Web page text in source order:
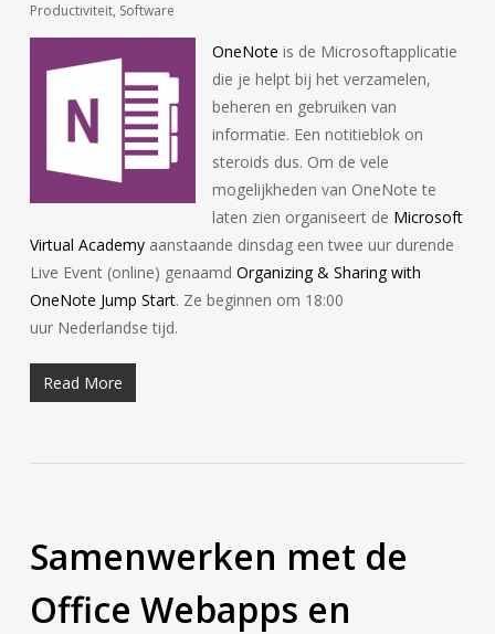
Productiviteit, Software
OneNote is de Microsoftapplicatie
die je helpt bij het verzamelen,
beheren en gebruiken van
informatie. Een notitieblok on
steroids dus. Om de vele
mogelijkheden van OneNote te
laten zien organiseert de Microsoft
Virtual Academyaanstaande dinsdag een twee uur durende
Live Event (online) genaamd Organizing & Sharing with
OneNote Jump Start. Ze beginnen om 18:00
uur Nederlandse tijd.
Read More
Samenwerken met de
Office Webapps en